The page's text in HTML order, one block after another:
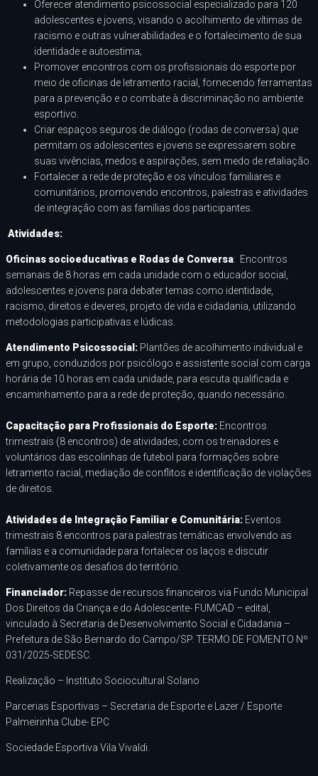
Oferecer atendimento psicossocial especializado para 120
adolescentes e jovens, visando o acolhimento de vítimas de
racismo e outras vulnerabilidades e o fortalecimento de sua
identidade e autoestima;
Promover encontros com os profissionais do esporte por
meio de oficinas de letramento racial, fornecendo ferramentas
para a prevenção e o combate à discriminação no ambiente
esportivo.
Criar espaços seguros de diálogo (rodas de conversa) que
permitam os adolescentes e jovens se expressarem sobre
suas vivências, medos e aspirações, sem medo de retaliação.
Fortalecer a rede de proteção e os vínculos familiares e
comunitários, promovendo encontros, palestras e atividades
de integração com as famílias dos participantes.
Atividades:
Oficinas socioeducativas e Rodas de Conversa: Encontros
semanais de 8 horas em cada unidade com o educador social,
adolescentes e jovens para debater temas como identidade,
racismo, direitos e deveres, projeto de vida e cidadania, utilizando
metodologias participativas e lúdicas.
Atendimento Psicossocial: Plantões de acolhimento individual e
em grupo, conduzidos por psicólogo e assistente social com carga
horária de 10 horas em cada unidade, para escuta qualificada e
encaminhamento para a rede de proteção, quando necessário.
Capacitação para Profissionais do Esporte: Encontros
trimestrais (8 encontros) de atividades, com os treinadores e
voluntários das escolinhas de futebol para formações sobre
letramento racial, mediação de conflitos e identificação de violações
de direitos.
Atividades de Integração Familiar e Comunitária: Eventos
trimestrais 8 encontros para palestras temáticas envolvendo as
famílias e a comunidade para fortalecer os laços e discutir
coletivamente os desafios do território.
Financiador: Repasse de recursos financeiros via Fundo Municipal
Dos Direitos da Criança e do Adolescente- FUMCAD – edital,
vinculado à Secretaria de Desenvolvimento Social e Cidadania –
Prefeitura de São Bernardo do Campo/SP. TERMO DE FOMENTO Nº
031/2025-SEDESC.
Realização – Instituto Sociocultural Solano
Parcerias Esportivas – Secretaria de Esporte e Lazer / Esporte
Palmeirinha Clube- EPC
Sociedade Esportiva Vila Vivaldi.